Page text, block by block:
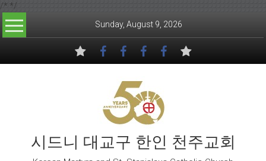
/* */
Skip to content
Sunday, August 9, 2026
시드니 대교구 한인 천주교회